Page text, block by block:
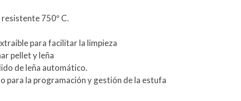
750º C.
para facilitar la limpieza
pellet y leña
de leña automático.
para la programación y gestión de la estufa